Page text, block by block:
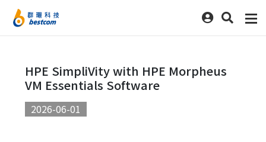
HPE SimpliVity with HPE Morpheus
VM Essentials Software
2026-06-01